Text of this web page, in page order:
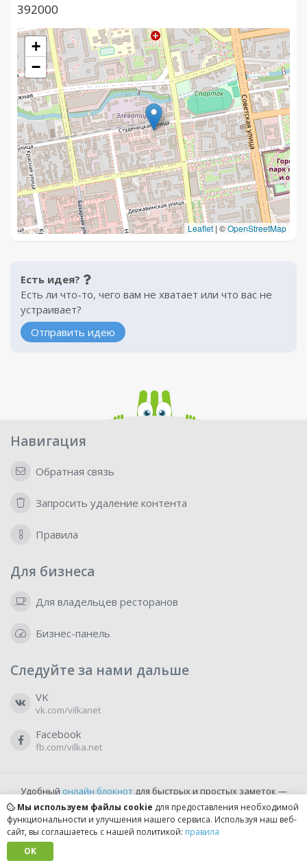
392000
+
−
Leaflet | ©OpenStreetMap
Есть идея?
Есть ли что-то, чего вам не хватает или что вас не
устраивает?
Отправить идею
Навигация
Обратная связь
Запросить удаление контента
Правила
Для бизнеса
Для владельцев ресторанов
Бизнес-панель
Следуйте за нами дальше
VK
vk.com/vilkanet
Facebook
fb.com/vilka.net
Удобный онлайн блокнотдля быстрых и простых заметок —
бесплатно и доступно прямо из браузера.
Мы используем файлы cookie для предоставления необходимой
функциональности и улучшения нашего сервиса. Используя наш веб-
сайт, вы соглашаетесь с нашей политикой: правила
OK